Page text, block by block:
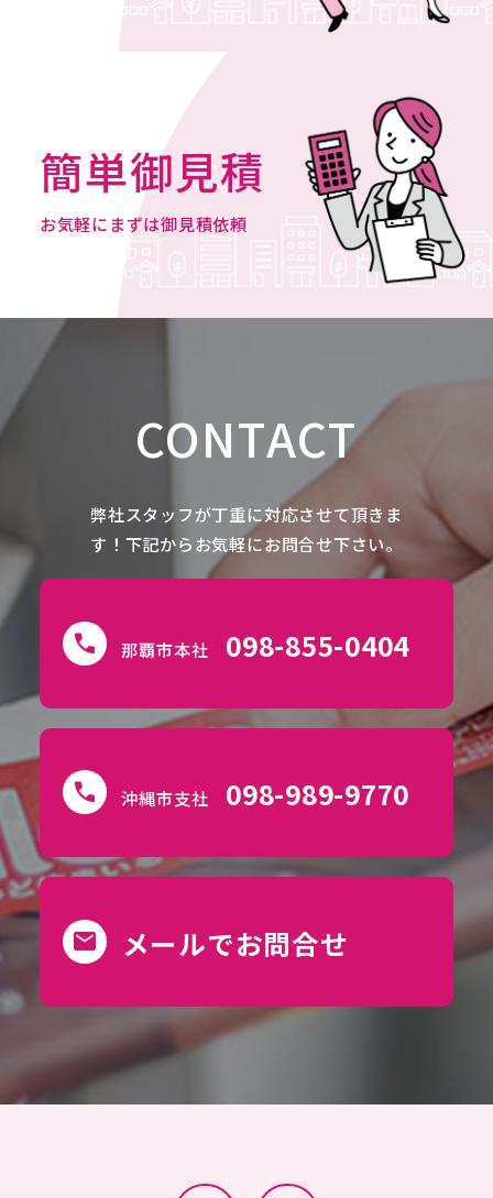
簡単御見積
お気軽にまずは御見積依頼
CONTACT
弊社スタッフが丁重に対応させて頂きま
す！下記からお気軽にお問合せ下さい。
call 那覇市本社 098-855-0404
call 沖縄市支社 098-989-9770
mail メールでお問合せ